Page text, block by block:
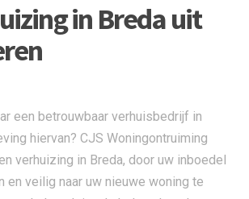
in Breda uit
een betrouwbaar verhuisbedrijf in
hiervan? CJS Woningontruiming
verhuizing in Breda, door uw inboedel
en veilig naar uw nieuwe woning te